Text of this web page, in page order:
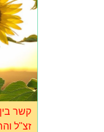
קשר
זצ"ל